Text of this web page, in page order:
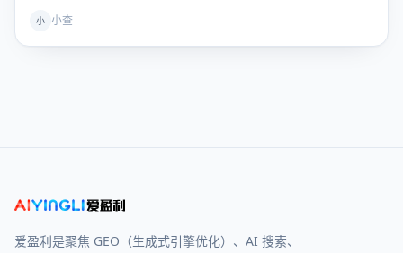
小 小查
爱盈利是聚焦 GEO（生成式引擎优化）、AI 搜索、